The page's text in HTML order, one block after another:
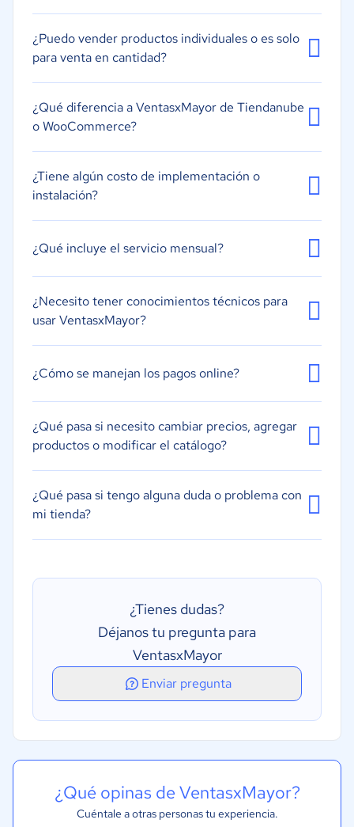
Gestión de promociones
¿Puedo vender productos individuales o es solo
para venta en cantidad?
¿Qué diferencia a VentasxMayor de Tiendanube
o WooCommerce?
¿Tiene algún costo de implementación o
instalación?
¿Qué incluye el servicio mensual?
¿Necesito tener conocimientos técnicos para
usar VentasxMayor?
¿Cómo se manejan los pagos online?
¿Qué pasa si necesito cambiar precios, agregar
productos o modificar el catálogo?
¿Qué pasa si tengo alguna duda o problema con
mi tienda?
¿Tienes dudas?
Déjanos tu pregunta para
VentasxMayor
Enviar pregunta
¿Qué opinas de VentasxMayor?
Cuéntale a otras personas tu experiencia.